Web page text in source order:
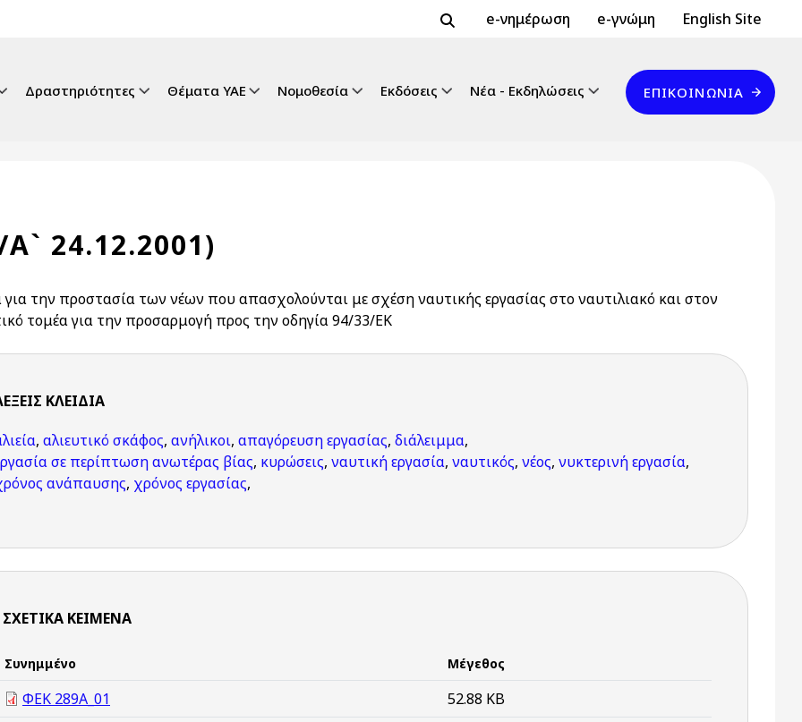
Header Top 2
e-νημέρωση e-γνώμη Header Top
English Site
Δραστηριότητες Θέματα ΥΑΕ Νομοθεσία Εκδόσεις Νέα - Εκδηλώσεις
Επικοινωνία
ΕΠΙΚΟΙΝΩΝΊΑ
24.12.2001)
την προστασία των νέων που απασχολούνται με σχέση ναυτικής εργασίας στο ναυτιλιακό και στον
τομέα για την προσαρμογή προς την οδηγία 94/33/ΕΚ
KΛΕΙΔΙΆ
, αλιευτικό σκάφος, ανήλικοι, απαγόρευση εργασίας, διάλειμμα,
σε περίπτωση ανωτέρας βίας, κυρώσεις, ναυτική εργασία, ναυτικός, νέος, νυκτερινή εργασία,
ανάπαυσης, χρόνος εργασίας,
ΣΧΕΤΙΚΆ ΚΕΊΜΕΝΑ
Συνημμένο Μέγεθος
ΦΕΚ 289Α_01 52.88 KB